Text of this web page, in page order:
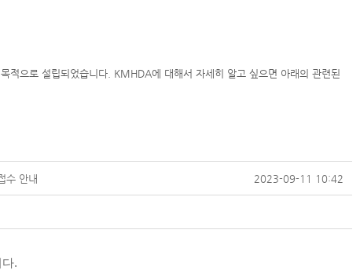
으로 설립되었습니다. KMHDA에 대해서 자세히 알고 싶으면 아래의 관련된
수 안내 2023-09-11 10:42
.